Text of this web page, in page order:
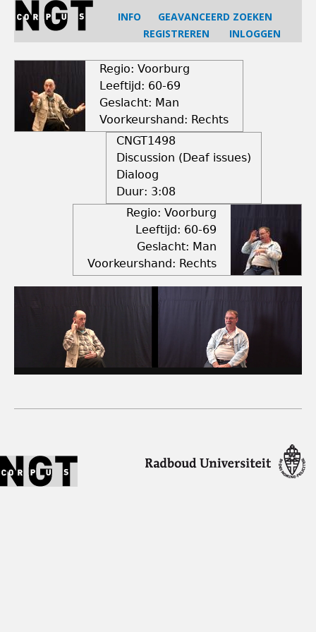
Jump
navigation
INFO
GEAVANCEERD ZOEKEN
REGISTREREN
INLOGGEN
Regio: Voorburg
Leeftijd: 60-69
Geslacht: Man
Voorkeurshand: Rechts
CNGT1498
Discussion (Deaf issues)
Dialoog
Duur: 3:08
Regio: Voorburg
Leeftijd: 60-69
Geslacht: Man
Voorkeurshand: Rechts